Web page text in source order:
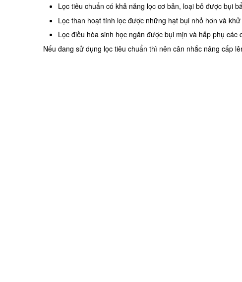
Lọc tiêu chuẩn có khả năng lọc cơ bản, loại bỏ được bụi
Lọc than hoạt tính lọc được những hạt bụi nhỏ hơn và
Lọc điều hòa sinh học ngăn được bụi mịn và hấp phụ các
Nếu đang sử dụng lọc tiêu chuẩn thì nên cân nhắc nâng cấp